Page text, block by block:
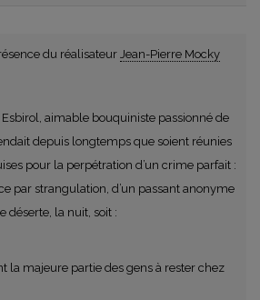
du réalisateur Jean-Pierre Mocky
aimable bouquiniste passionné de
depuis longtemps que soient réunies
pour la perpétration d’un crime parfait :
par strangulation, d’un passant anonyme
déserte, la nuit, soit :
la majeure partie des gens à rester chez